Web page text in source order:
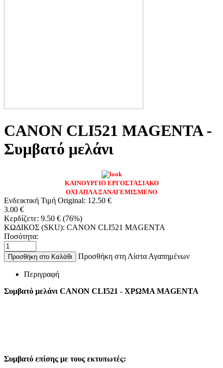
CANON CLI521 MAGENTA -
Συμβατό μελάνι
ΚΑΙΝΟΥΡΓΙΟ ΕΡΓΟΣΤΑΣΙΑΚΟ
ΟΧΙ ΑΠΛΑ ΞΑΝΑΓΕΜΙΣΜΕΝΟ
Ενδεικτική Τιμή Original: 12.50 €
3.00 €
Κερδίζετε: 9.50 € (76%)
ΚΩΔΙΚΟΣ (SKU): CANON CLI521 MAGENTA
Ποσότητα:
Προσθήκη στο Καλάθι Προσθήκη στη Λίστα Αγαπημένων
Περιγραφή
Συμβατό μελάνι CANON CLI521 - ΧΡΩΜΑ MAGENTA
Συμβατό επίσης με τους εκτυπωτές: